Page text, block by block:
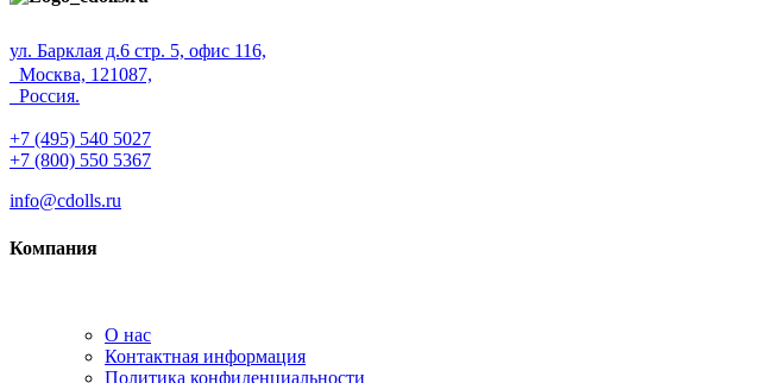
ул. Барклая д.6 стр. 5, офис 116,
Москва, 121087,
Россия.
+7 (495) 540 5027
+7 (800) 550 5367
info@cdolls.ru
Компания
О нас
Контактная информация
Политика конфиденциальности